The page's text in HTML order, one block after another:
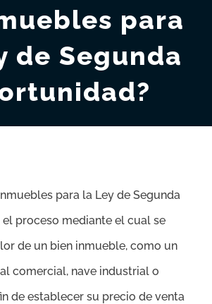
para
de Segunda
para la Ley de Segunda
proceso mediante el cual se
de un bien inmueble, como un
comercial, nave industrial o
de establecer su precio de venta